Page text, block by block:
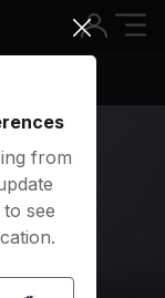
- Aditi Shah
from
see